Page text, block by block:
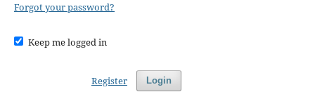
Forgot your password?
Keep me logged in
Login
Register